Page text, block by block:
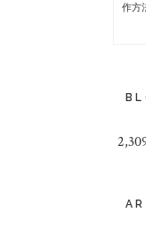
作方